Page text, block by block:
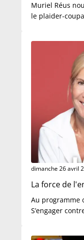
Muriel Réus
le plaider-
dimanche 26 avril
La force de
Au programme
S’engager